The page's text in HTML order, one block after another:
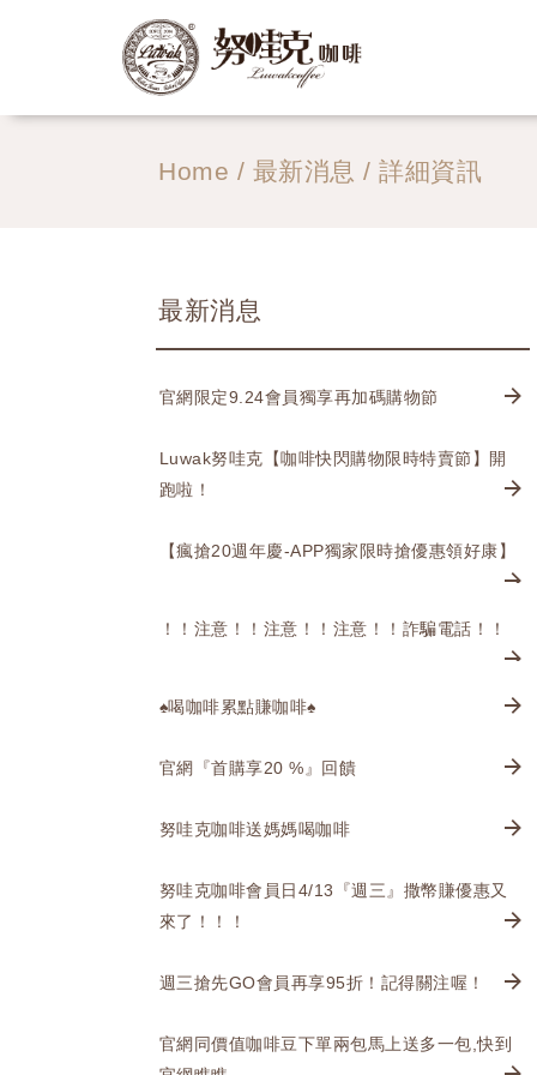
Home / 最新消息 / 詳細資訊
最新消息
官網限定9.24會員獨享再加碼購物節
Luwak努哇克【咖啡快閃購物限時特賣節】開
跑啦！
【瘋搶20週年慶-APP獨家限時搶優惠領好康】
！！注意！！注意！！注意！！詐騙電話！！
♠️喝咖啡累點賺咖啡♠️
官網『首購享20 %』回饋
努哇克咖啡送媽媽喝咖啡
努哇克咖啡會員日4/13『週三』撒幣賺優惠又
來了！！！
週三搶先GO會員再享95折！記得關注喔！
官網同價值咖啡豆下單兩包馬上送多一包,快到